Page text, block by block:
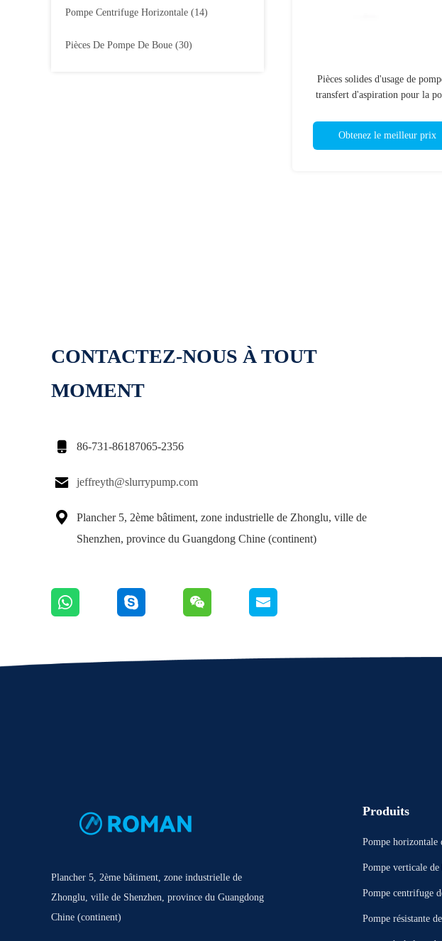
Pompe Centrifuge Horizontale (14)
Pièces De Pompe De Boue (30)
Pièces solides d'usage de
transfert d'aspiration pour la
Obtenez le meilleur prix
CONTACTEZ-NOUS À TOUT
MOMENT
 86-731-86187065-2356
 jeffreyth@slurrypump.com

Plancher 5, 2ème bâtiment, zone industrielle de Zhonglu, ville de
Shenzhen, province du Guangdong Chine (continent)
Plancher 5, 2ème bâtiment, zone industrielle de
Zhonglu, ville de Shenzhen, province du Guangdong
Chine (continent)
Produits
Pompe horizontale
Pompe verticale de
Pompe centrifuge
Pompe résistante